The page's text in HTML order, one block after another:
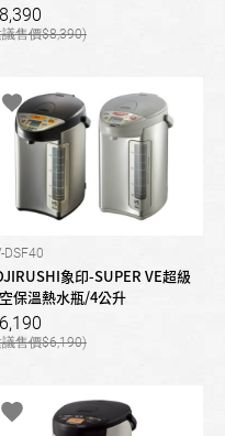
8,390
8,390
DSF40
象印-SUPER VE超級
保溫熱水瓶/4公升
6,190
6,190